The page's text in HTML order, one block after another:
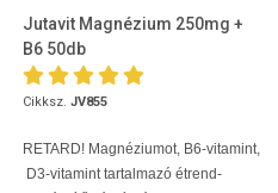
Jutavit Magnézium 250mg +
B6 50db
Cikksz. JV855
RETARD! Magnéziumot, B6-vitamint,
D3-vitamint tartalmazó étrend-